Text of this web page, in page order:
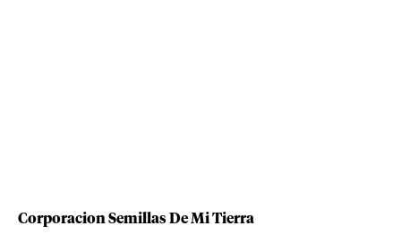
Corporacion Semillas De Mi Tierra